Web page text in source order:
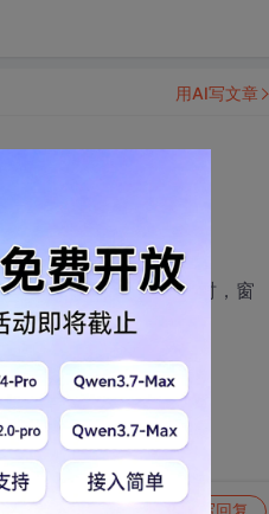
具栏或者状态栏。这时，窗
写回复
用AI写文章